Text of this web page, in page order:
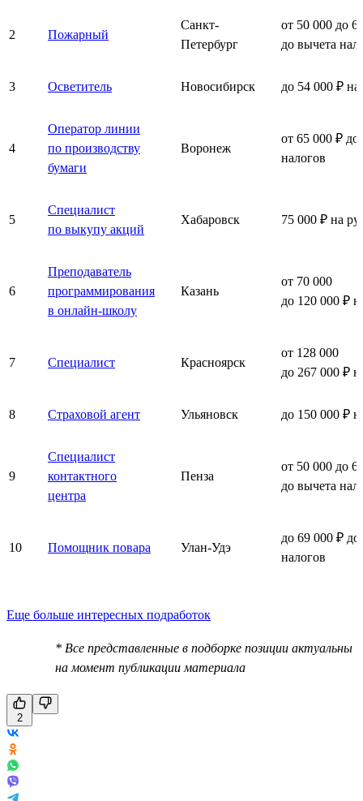
2 Пожарный
Санкт-
Петербург
от 50 000 до
до вычета
3 Осветитель Новосибирск до 54 000 ₽
4
Оператор линии
по производству
бумаги
Воронеж
от 65 000 ₽ до
налогов
5
Специалист
по выкупу акций
Хабаровск 75 000 ₽ на
6
Преподаватель
программирования
в онлайн-школу
Казань
от 70 000
до 120 000 ₽
7 Специалист Красноярск
от 128 000
до 267 000 ₽
8 Страховой агент Ульяновск до 150 000 ₽
9
Специалист
контактного
центра
Пенза
от 50 000 до
до вычета
10 Помощник повара Улан-Удэ
до 69 000 ₽ до
налогов
Еще больше интересных подработок
* Все представленные в подборке позиции актуальны
на момент публикации материала
2